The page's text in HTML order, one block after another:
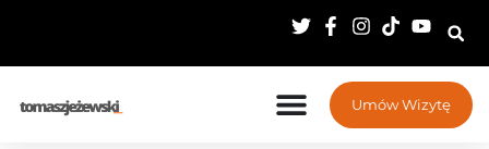
Umów Wizytę